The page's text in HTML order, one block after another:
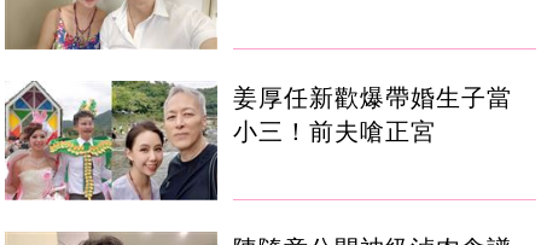
姜厚任新歡爆帶婚生子當
小三！前夫嗆正宮